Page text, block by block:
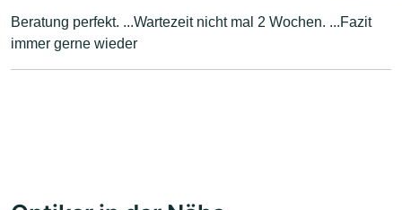
Beratung perfekt. ...Wartezeit nicht mal 2 Wochen. ...Fazit
immer gerne wieder